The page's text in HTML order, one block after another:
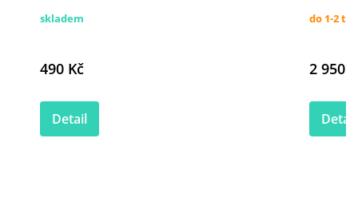
skladem
490 Kč
Detail
do 1-2
2 950
Detail